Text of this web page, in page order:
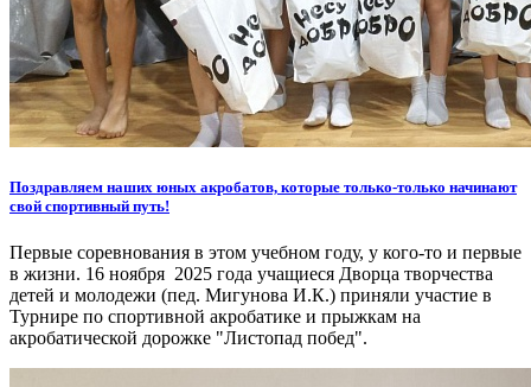
Поздравляем наших юных акробатов, которые только-только начинают
свой спортивный путь!
Первые соревнования в этом учебном году, у кого-то и первые
в жизни. 16 ноября 2025 года учащиеся Дворца творчества
детей и молодежи (пед. Мигунова И.К.) приняли участие в
Турнире по спортивной акробатике и прыжкам на
акробатической дорожке "Листопад побед".